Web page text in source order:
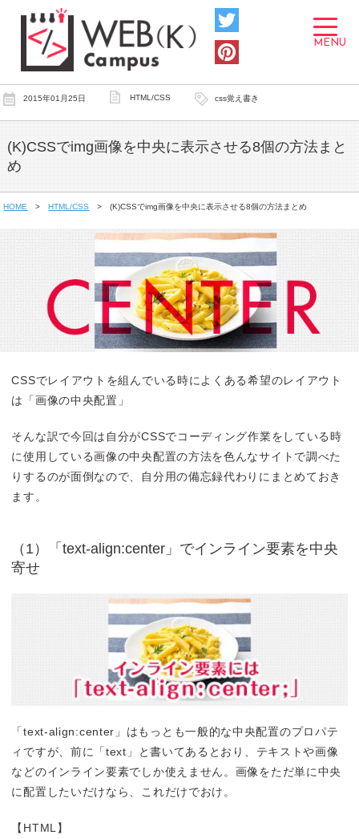
toggle
MENU
2015年01月25日 HTML/CSS css覚え書き
(K)CSSでimg画像を中央に表示させる8個の方法まと
め
HOME HTML/CSS (K)CSSでimg画像を中央に表示させる8個の方法まとめ
CSSでレイアウトを組んでいる時によくある希望のレイアウト
は「画像の中央配置」
そんな訳で今回は自分がCSSでコーディング作業をしている時
に使用している画像の中央配置の方法を色んなサイトで調べた
りするのが面倒なので、自分用の備忘録代わりにまとめておき
ます。
（1）「text-align:center」でインライン要素を中央
寄せ
「text-align:center」はもっとも一般的な中央配置のプロパテ
ィですが、前に「text」と書いてあるとおり、テキストや画像
などのインライン要素でしか使えません。画像をただ単に中央
に配置したいだけなら、これだけでおけ。
【HTML】